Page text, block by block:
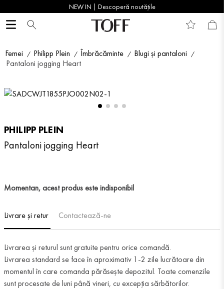
NEW IN | Descoperă noutățile
Femei Philipp Plein Îmbrăcăminte
Blugi și pantaloni
Pantaloni jogging Heart
PHILIPP PLEIN
Pantaloni jogging Heart
Momentan, acest produs este indisponibil
Livrare și retur Contactează-ne
Livrarea și returul sunt gratuite pentru orice comandă.
Livrarea standard se face în aproximativ 1-2 zile lucrătoare din
momentul în care comanda părăsește depozitul. Toate comenzile
sunt procesate de luni până vineri, cu excepția sărbătorilor.